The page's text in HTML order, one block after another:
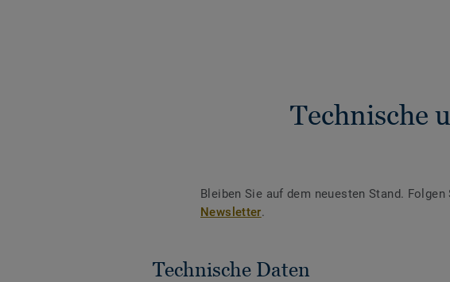
Technische
Bleiben Sie auf dem neuesten Stand. Folgen
Newsletter.
Technische Daten